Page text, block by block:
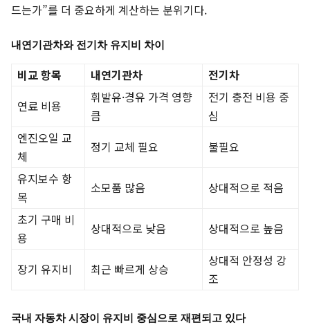
드는가”를 더 중요하게 계산하는 분위기다.
내연기관차와 전기차 유지비 차이
비교 항목 내연기관차
전기차
연료 비용
휘발유·경유 가격 영향
큼
전기 충전 비용 중
심
엔진오일 교
체
정기 교체 필요
불필요
유지보수 항
목
소모품 많음
상대적으로 적음
초기 구매 비
용
상대적으로 낮음 상대적으로 높음
장기 유지비 최근 빠르게 상승
상대적 안정성 강
조
국내 자동차 시장이 유지비 중심으로 재편되고 있다